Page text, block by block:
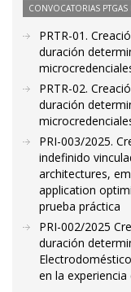
CONVOCATORIAS
PRTR-01.
duración
PRTR-02.
duración
PRI-003/2025.
indefinido
architectures,
application
prueba práctica
PRI-002/2025
duración
en la experiencia